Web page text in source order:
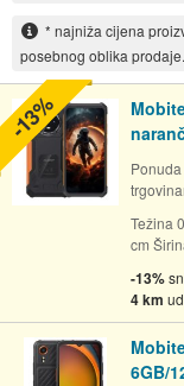
* najniža cijena
posebnog oblika prodaje.
Težina
cm
-13%
4 km
-13%
6GB/